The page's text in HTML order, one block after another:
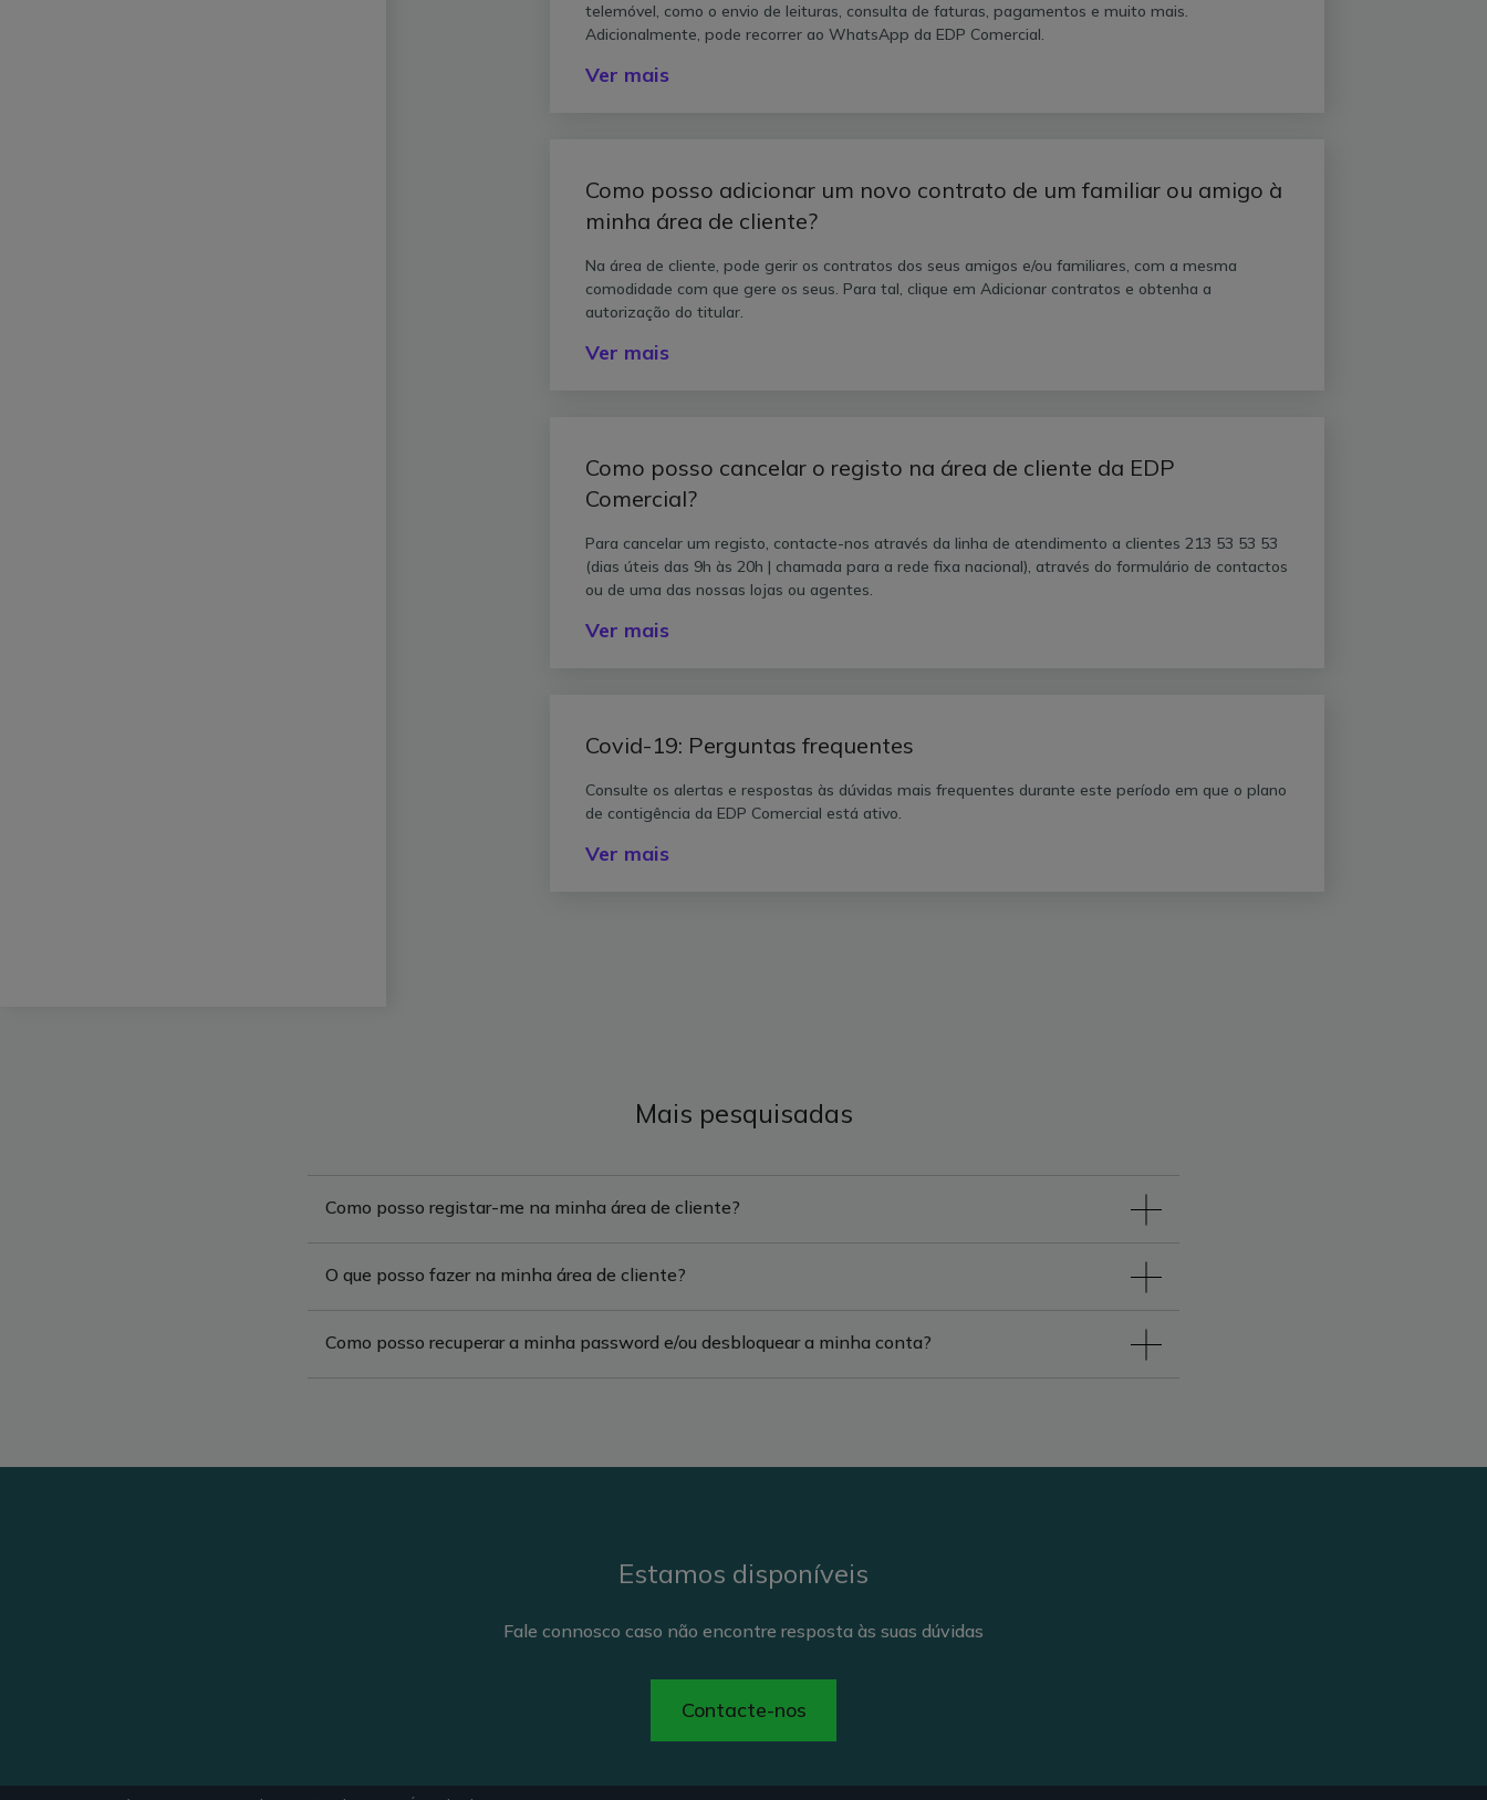
telemóvel, como o envio de leituras, consulta de faturas, pagamentos e muito mais.
Adicionalmente, pode recorrer ao WhatsApp da EDP Comercial.
Ver mais
Como posso adicionar um novo contrato de um familiar ou amigo à
minha área de cliente?
Na área de cliente, pode gerir os contratos dos seus amigos e/ou familiares, com a mesma
comodidade com que gere os seus. Para tal, clique em Adicionar contratos e obtenha a
autorização do titular.
Ver mais
Como posso cancelar o registo na área de cliente da EDP
Comercial?
Para cancelar um registo, contacte-nos através da linha de atendimento a clientes 213 53 53 53
(dias úteis das 9h às 20h | chamada para a rede fixa nacional), através do formulário de contactos
ou de uma das nossas lojas ou agentes.
Ver mais
Covid-19: Perguntas frequentes
Consulte os alertas e respostas às dúvidas mais frequentes durante este período em que o plano
de contigência da EDP Comercial está ativo.
Ver mais
Mais pesquisadas
Como posso registar-me na minha área de cliente?
O que posso fazer na minha área de cliente?
Como posso recuperar a minha password e/ou desbloquear a minha conta?
Estamos disponíveis
Fale connosco caso não encontre resposta às suas dúvidas
Contacte-nos